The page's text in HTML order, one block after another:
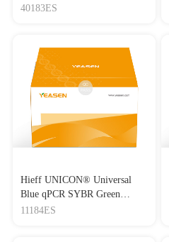
40183ES
Hieff UNICON® Universal
Blue qPCR SYBR Green
Master Mix
11184ES